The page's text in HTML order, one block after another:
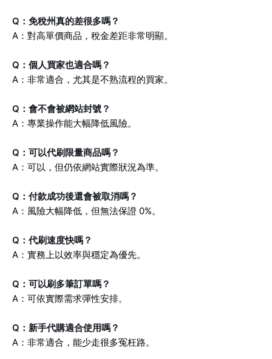
Q：免稅州真的差很多嗎？
A：對高單價商品，稅金差距非常明顯。
Q：個人買家也適合嗎？
A：非常適合，尤其是不熟流程的買家。
Q：會不會被網站封號？
A：專業操作能大幅降低風險。
Q：可以代刷限量商品嗎？
A：可以，但仍依網站實際狀況為準。
Q：付款成功後還會被取消嗎？
A：風險大幅降低，但無法保證 0%。
Q：代刷速度快嗎？
A：實務上以效率與穩定為優先。
Q：可以刷多筆訂單嗎？
A：可依實際需求彈性安排。
Q：新手代購適合使用嗎？
A：非常適合，能少走很多冤枉路。